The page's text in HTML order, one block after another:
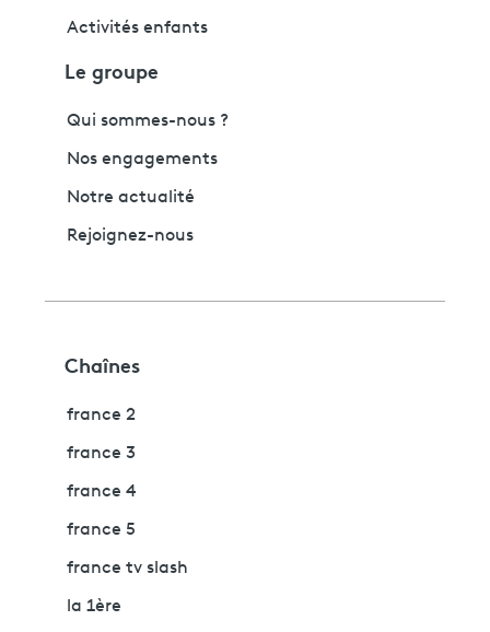
Activités enfants
Le groupe
Qui sommes-nous ?
Nos engagements
Notre actualité
Rejoignez-nous
Chaînes
france 2
france 3
france 4
france 5
france tv slash
la 1ère